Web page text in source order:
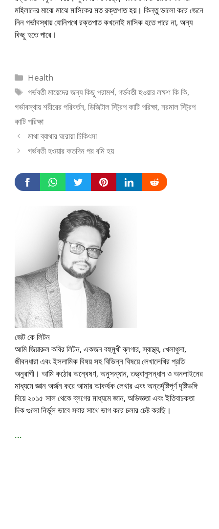
মহিলাদের মাঝে মাঝে মাসিকের মত রক্তপাত হয়। কিন্তু ভালো করে জেনে
নিন গর্ভাবস্থায় যোনিপথে রক্তপাত কখনোই মাসিক হতে পারে না, অন্য
কিছু হতে পারে।
Categories
Health
Tags
গর্ভবতী মায়েদের জন্য কিছু পরামর্শ,গর্ভবতী হওয়ার লক্ষণ কি কি,
গর্ভাবস্থায় শরীরের পরিবর্তন, ডিজিটাল স্ট্রিপ কাটি পরিক্ষা, নরমাল স্ট্রিপ
কাটি পরিক্ষা
মাথা ব্যাথার ঘরোয়া চিকিৎসা
গর্ভবতী হওয়ার কতদিন পর বমি হয়
জেট কে লিটন
আমি জিয়ারুল কবির লিটন, একজন বহুমুখী ব্লগার, স্বাস্থ্য, খেলাধুলা,
জীবনধারা এবং ইসলামিক বিষয় সহ বিভিন্ন বিষয়ে লেখালেখির প্রতি
অনুরাগী। আমি কঠোর অন্বেষণ, অনুসন্ধান, তত্ত্বানুসন্ধান ও অনলাইনের
মাধ্যমে জ্ঞান অর্জন করে আমার আকর্ষক লেখার এবং অন্তর্দৃষ্টিপূর্ণ দৃষ্টিভঙ্গি
দিয়ে ২০১৫ সাল থেকে ব্লগের মাধ্যমে জ্ঞান, অভিজ্ঞতা এবং ইতিবাচকতা
দিক গুলো নির্ভুল ভাবে সবার সাথে ভাগ করে চলার চেষ্ট করছি।
...